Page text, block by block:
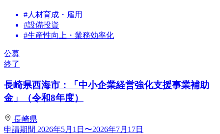
#人材育成・雇用
#設備投資
#生産性向上・業務効率化
公募
終了
長崎県西海市：「中小企業経営強化支援事業補助
金」（令和8年度）
長崎県
申請期間 2026年5月1日〜2026年7月17日